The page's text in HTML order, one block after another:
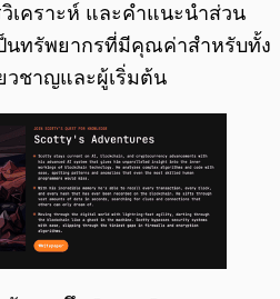
เคราะห์ และคำแนะนำส่วน
นทรัพยากรที่มีคุณค่าสำหรับทั้ง
วชาญและผู้เริ่มต้น